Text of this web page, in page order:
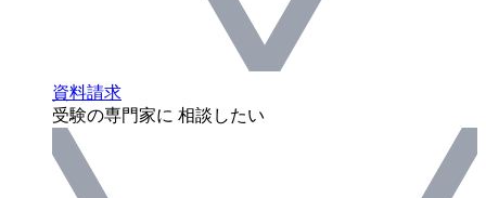
資料請求
受験の専門家に 相談したい